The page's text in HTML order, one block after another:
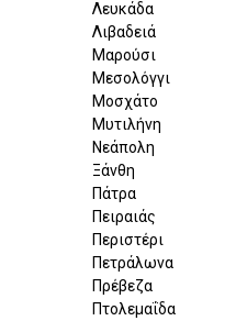
Λευκάδα
Λιβαδειά
Μαρούσι
Μεσολόγγι
Μοσχάτο
Μυτιλήνη
Νεάπολη
Ξάνθη
Πάτρα
Πειραιάς
Περιστέρι
Πετράλωνα
Πρέβεζα
Πτολεμαΐδα